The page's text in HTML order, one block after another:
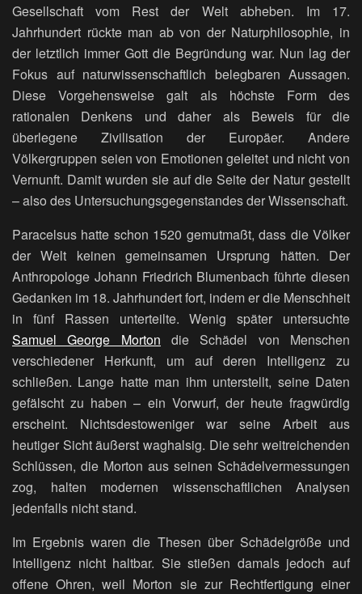
Gesellschaft vom Rest der Welt abheben. Im 17.
Jahrhundert rückte man ab von der Naturphilosophie, in
der letztlich immer Gott die Begründung war. Nun lag der
Fokus auf naturwissenschaftlich belegbaren Aussagen.
Diese Vorgehensweise galt als höchste Form des
rationalen Denkens und daher als Beweis für die
überlegene Zivilisation der Europäer. Andere
Völkergruppen seien von Emotionen geleitet und nicht von
Vernunft. Damit wurden sie auf die Seite der Natur gestellt
– also des Untersuchungsgegenstandes der Wissenschaft.
Paracelsus hatte schon 1520 gemutmaßt, dass die Völker
der Welt keinen gemeinsamen Ursprung hätten. Der
Anthropologe Johann Friedrich Blumenbach führte diesen
Gedanken im 18. Jahrhundert fort, indem er die Menschheit
in fünf Rassen unterteilte. Wenig später untersuchte
Samuel George Morton die Schädel von Menschen
verschiedener Herkunft, um auf deren Intelligenz zu
schließen. Lange hatte man ihm unterstellt, seine Daten
gefälscht zu haben – ein Vorwurf, der heute fragwürdig
erscheint. Nichtsdestoweniger war seine Arbeit aus
heutiger Sicht äußerst waghalsig. Die sehr weitreichenden
Schlüssen, die Morton aus seinen Schädelvermessungen
zog, halten modernen wissenschaftlichen Analysen
jedenfalls nicht stand.
Im Ergebnis waren die Thesen über Schädelgröße und
Intelligenz nicht haltbar. Sie stießen damals jedoch auf
offene Ohren, weil Morton sie zur Rechtfertigung einer